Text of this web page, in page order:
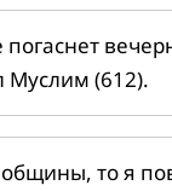
погаснет
Муслим (612).
то я